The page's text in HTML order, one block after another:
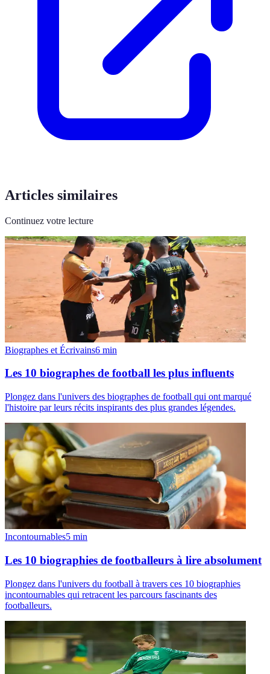
Articles similaires
Continuez votre lecture
Biographes et Écrivains6 min
Les 10 biographes de football les plus influents
Plongez dans l'univers des biographes de football qui ont marqué
l'histoire par leurs récits inspirants des plus grandes légendes.
Incontournables5 min
Les 10 biographies de footballeurs à lire absolument
Plongez dans l'univers du football à travers ces 10 biographies
incontournables qui retracent les parcours fascinants des
footballeurs.